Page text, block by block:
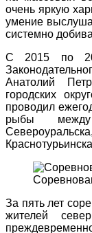
очень яркую
умение
системно
С 2015 по
Анатолий
городских
проводил
рыбы
За пять лет
жителей